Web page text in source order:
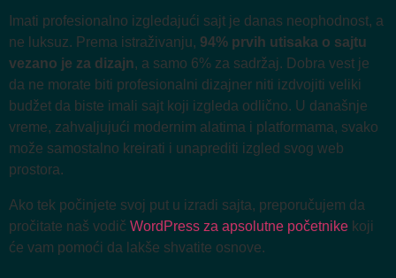
Imati profesionalno izgledajući sajt je danas neophodnost, a
ne luksuz. Prema istraživanju, 94% prvih utisaka o sajtu
vezano je za dizajn, a samo 6% za sadržaj. Dobra vest je
da ne morate biti profesionalni dizajner niti izdvojiti veliki
budžet da biste imali sajt koji izgleda odlično. U današnje
vreme, zahvaljujući modernim alatima i platformama, svako
može samostalno kreirati i unaprediti izgled svog web
prostora.
Ako tek počinjete svoj put u izradi sajta, preporučujem da
pročitate naš vodič WordPress za apsolutne početnike koji
će vam pomoći da lakše shvatite osnove.